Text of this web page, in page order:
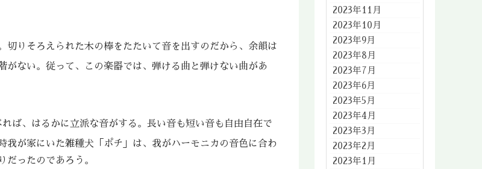
切りそろえられた木の棒をたたいて音を出すのだから、余韻は
ない。従って、この楽器では、弾ける曲と弾けない曲があ
ば、はるかに立派な音がする。長い音も短い音も自由自在で
が家にいた雑種犬「ポチ」は、我がハーモニカの音色に合わ
だったのであろう。
2023年11月
2023年10月
2023年9月
2023年8月
2023年7月
2023年6月
2023年5月
2023年4月
2023年3月
2023年2月
2023年1月